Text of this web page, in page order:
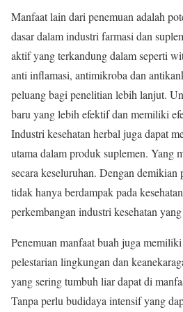
Manfaat lain dari penemuan adalah
dasar dalam industri farmasi dan
aktif yang terkandung dalam seperti
anti inflamasi, antimikroba dan
peluang bagi penelitian lebih lanjut.
baru yang lebih efektif dan memiliki
Industri kesehatan herbal juga dapat
utama dalam produk suplemen. Yang
secara keseluruhan. Dengan demikian
tidak hanya berdampak pada
perkembangan industri kesehatan
Penemuan manfaat buah juga
pelestarian lingkungan dan
yang sering tumbuh liar dapat di
Tanpa perlu budidaya intensif yang